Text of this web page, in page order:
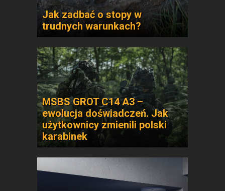
Jak zadbać o stopy w
trudnych warunkach?
MSBS GROT C14 A3 –
ewolucja doświadczeń. Jak
użytkownicy zmienili polski
karabinek